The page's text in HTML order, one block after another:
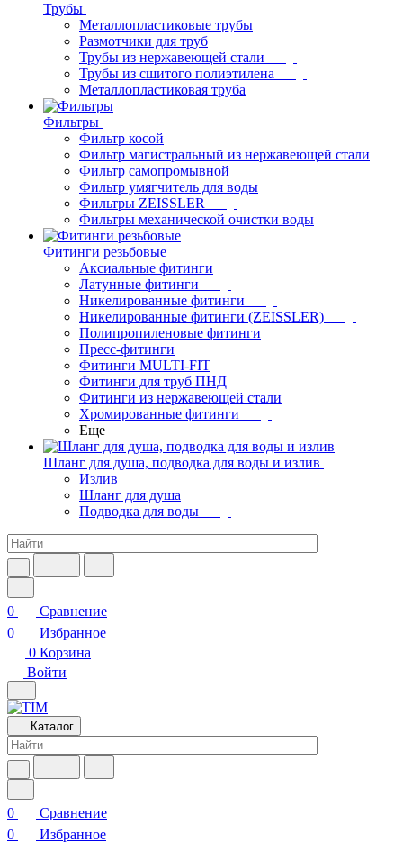
Трубы
Металлопластиковые трубы
Размотчики для труб
Трубы из нержавеющей стали
Трубы из сшитого полиэтилена
Металлопластиковая труба
Фильтры
Фильтр косой
Фильтр магистральный из нержавеющей стали
Фильтр самопромывной
Фильтр умягчитель для воды
Фильтры ZEISSLER
Фильтры механической очистки воды
Фитинги резьбовые
Аксиальные фитинги
Латунные фитинги
Никелированные фитинги
Никелированные фитинги (ZEISSLER)
Полипропиленовые фитинги
Пресс-фитинги
Фитинги MULTI-FIT
Фитинги для труб ПНД
Фитинги из нержавеющей стали
Хромированные фитинги
Еще
Шланг для душа, подводка для воды и излив
Излив
Шланг для душа
Подводка для воды
0
Сравнение
0
Избранное
0 Корзина
Войти
Каталог
0
Сравнение
0
Избранное